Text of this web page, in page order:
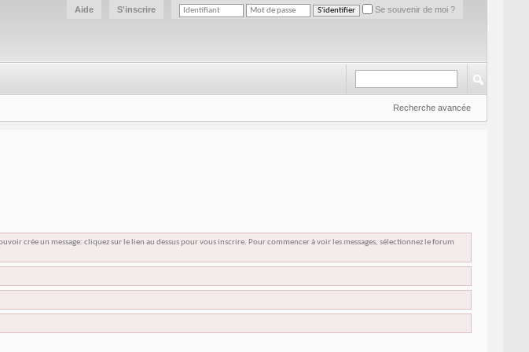
Se souvenir de moi ?
S'inscrire
Aide
Recherche avancée
crée un message: cliquez sur le lien au dessus pour vous inscrire. Pour commencer à voir les messages, sélectionnez le forum